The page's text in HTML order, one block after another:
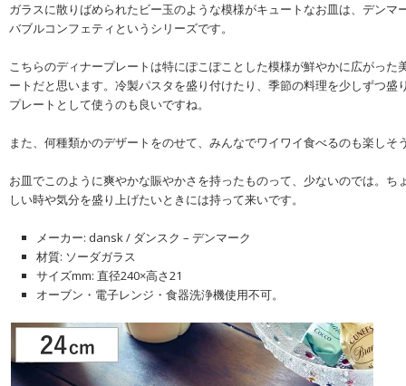
ガラスに散りばめられたビー玉のような模様がキュートなお皿は、デンマ
バブルコンフェティというシリーズです。
こちらのディナープレートは特にぽこぽことした模様が鮮やかに広がった
ートだと思います。冷製パスタを盛り付けたり、季節の料理を少しずつ盛
プレートとして使うのも良いですね。
また、何種類かのデザートをのせて、みんなでワイワイ食べるのも楽しそ
お皿でこのように爽やかな賑やかさを持ったものって、少ないのでは。ち
しい時や気分を盛り上げたいときには持って来いです。
メーカー: dansk / ダンスク – デンマーク
材質: ソーダガラス
サイズmm: 直径240×高さ21
オーブン・電子レンジ・食器洗浄機使用不可。